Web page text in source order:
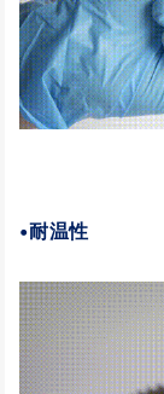
•耐温性